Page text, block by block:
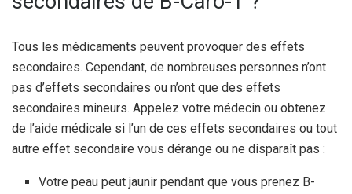
Tous les médicaments peuvent provoquer des effets
secondaires. Cependant, de nombreuses personnes n’ont
pas d’effets secondaires ou n’ont que des effets
secondaires mineurs. Appelez votre médecin ou obtenez
de l’aide médicale si l’un de ces effets secondaires ou tout
autre effet secondaire vous dérange ou ne disparaît pas :
Votre peau peut jaunir pendant que vous prenez B-